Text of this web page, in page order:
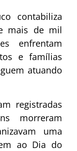
contabiliza
mais de mil
enfrentam
e famílias
atuando
registradas
morreram
uma
ao Dia do